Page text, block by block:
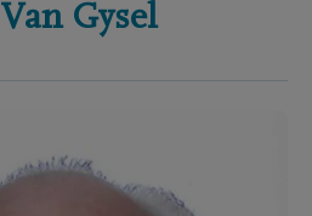
Van Gysel